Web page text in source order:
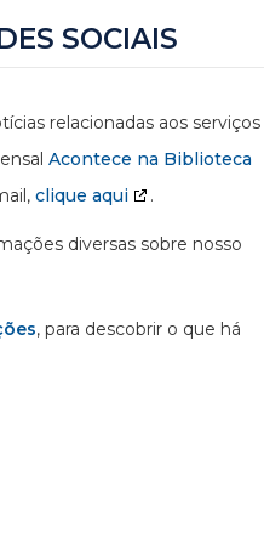
SOCIAIS
relacionadas aos serviços
Acontece na Biblioteca
clique aqui .
diversas sobre nosso
, para descobrir o que há